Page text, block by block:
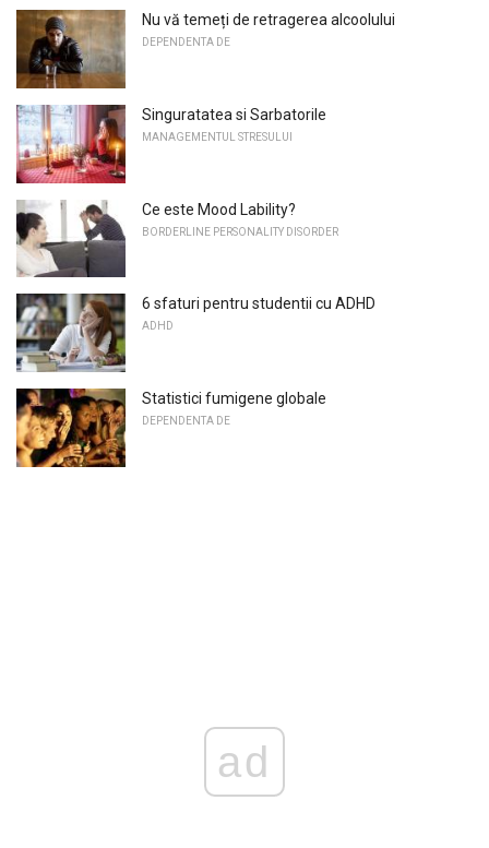
Nu vă temeți de retragerea alcoolului
DEPENDENTA DE
Singuratatea si Sarbatorile
MANAGEMENTUL STRESULUI
Ce este Mood Lability?
BORDERLINE PERSONALITY DISORDER
6 sfaturi pentru studentii cu ADHD
ADHD
Statistici fumigene globale
DEPENDENTA DE
ad